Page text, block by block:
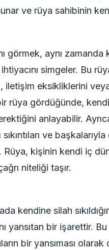
ve rüya sahibinin
görmek, aynı zamanda
simgeler. Bu
iletişim eksikliklerini
rüya gördüğünde,
anlayabilir.
ve
kişinin kendi iç
niteliği taşır.
kendine silah
yansıtan bir işarettir.
bir yansıması